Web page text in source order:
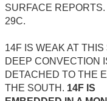
SURFACE
29C.
14F IS WEAK AT
DEEP CONVECTION
DETACHED TO THE
THE SOUTH. 14F IS